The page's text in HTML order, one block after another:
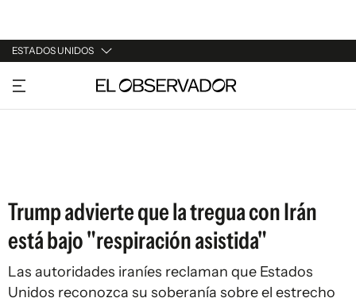
ESTADOS UNIDOS
URUGUAY
ARGENTINA
Trump advierte que la tregua con Irán
está bajo "respiración asistida"
Las autoridades iraníes reclaman que Estados
Unidos reconozca su soberanía sobre el estrecho